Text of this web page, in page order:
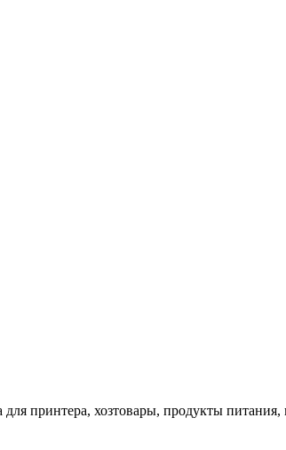
принтера, хозтовары, продукты